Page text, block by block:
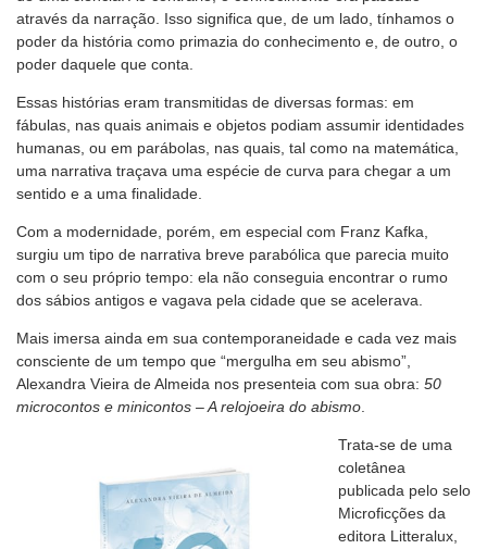
através da narração. Isso significa que, de um lado, tínhamos o
poder da história como primazia do conhecimento e, de outro, o
poder daquele que conta.
Essas histórias eram transmitidas de diversas formas: em
fábulas, nas quais animais e objetos podiam assumir identidades
humanas, ou em parábolas, nas quais, tal como na matemática,
uma narrativa traçava uma espécie de curva para chegar a um
sentido e a uma finalidade.
Com a modernidade, porém, em especial com Franz Kafka,
surgiu um tipo de narrativa breve parabólica que parecia muito
com o seu próprio tempo: ela não conseguia encontrar o rumo
dos sábios antigos e vagava pela cidade que se acelerava.
Mais imersa ainda em sua contemporaneidade e cada vez mais
consciente de um tempo que “mergulha em seu abismo”,
Alexandra Vieira de Almeida nos presenteia com sua obra: 50
microcontos e minicontos – A relojoeira do abismo
Trata-se de uma
coletânea
publicada pelo selo
Microficções da
editora Litteralux,